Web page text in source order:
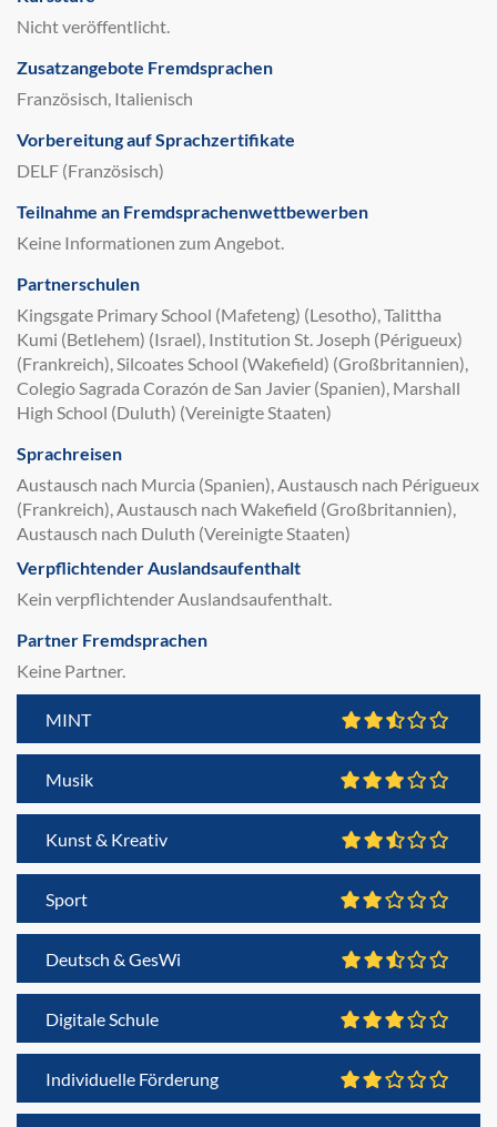
Nicht veröffentlicht.
Zusatzangebote Fremdsprachen
Französisch, Italienisch
Vorbereitung auf Sprachzertifikate
DELF (Französisch)
Teilnahme an Fremdsprachenwettbewerben
Keine Informationen zum Angebot.
Partnerschulen
Kingsgate Primary School (Mafeteng) (Lesotho), Talittha
Kumi (Betlehem) (Israel), Institution St. Joseph (Périgueux)
(Frankreich), Silcoates School (Wakefield) (Großbritannien),
Colegio Sagrada Corazón de San Javier (Spanien), Marshall
High School (Duluth) (Vereinigte Staaten)
Sprachreisen
Austausch nach Murcia (Spanien), Austausch nach Périgueux
(Frankreich), Austausch nach Wakefield (Großbritannien),
Austausch nach Duluth (Vereinigte Staaten)
Verpflichtender Auslandsaufenthalt
Kein verpflichtender Auslandsaufenthalt.
Partner Fremdsprachen
Keine Partner.
MINT
Musik
Kunst & Kreativ
Sport
Deutsch & GesWi
Digitale Schule
Individuelle Förderung